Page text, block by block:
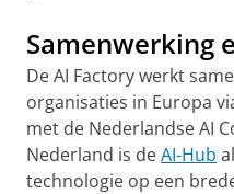
Samenwerking
De AI Factory werkt
organisaties in Europa
met de Nederlandse AI
Nederland is deAI-Hub
technologie op een